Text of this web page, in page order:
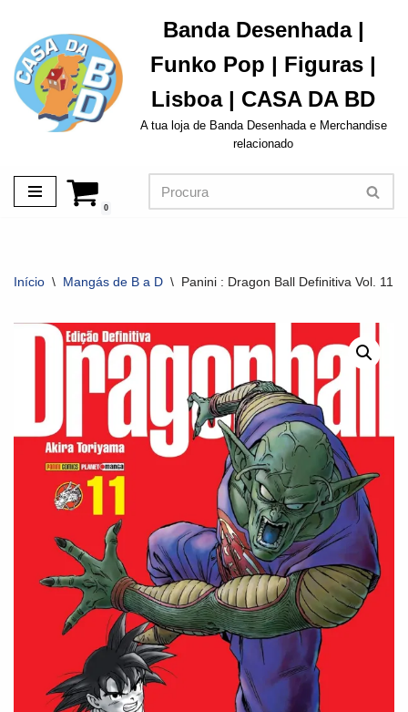
Avançar
para
o
conteúdo
Banda Desenhada |
Funko Pop | Figuras |
Lisboa | CASA DA BD
A tua loja de Banda Desenhada e Merchandise
relacionado
0
Início \ Mangás de B a D \ Panini : Dragon Ball Definitiva Vol. 11